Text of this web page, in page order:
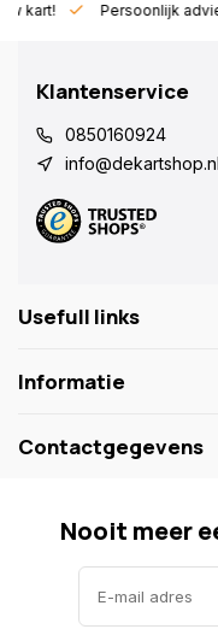
Persoonlijk advies
Klantenservice
0850160924
info@dekartshop.nl
Usefull links
Informatie
Contactgegevens
Nooit meer